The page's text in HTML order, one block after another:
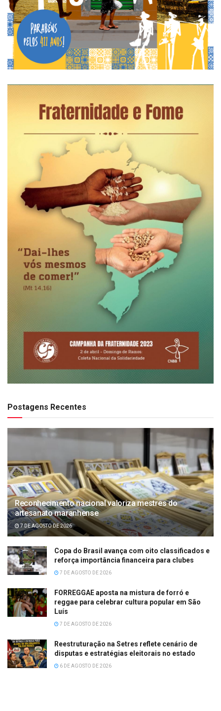
Postagens Recentes
Reconhecimento nacional valoriza mestres do
artesanato maranhense
7 DE AGOSTO DE 2026
Copa do Brasil avança com oito classificados e
reforça importância financeira para clubes
7 DE AGOSTO DE 2026
FORREGGAE aposta na mistura de forró e
reggae para celebrar cultura popular em São
Luís
7 DE AGOSTO DE 2026
Reestruturação na Setres reflete cenário de
disputas e estratégias eleitorais no estado
6 DE AGOSTO DE 2026